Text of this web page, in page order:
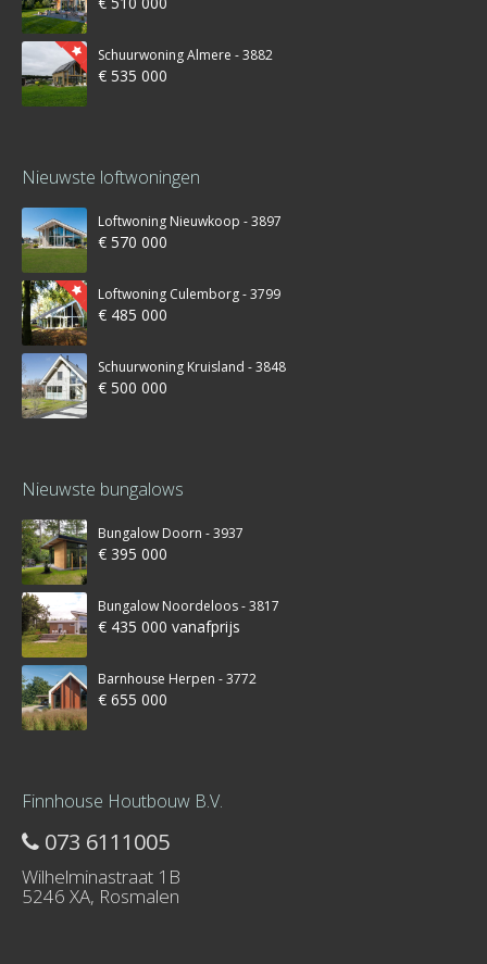
Schuurwoning Almere - 3882
€ 535 000
Nieuwste loftwoningen
Loftwoning Nieuwkoop - 3897
€ 570 000
Loftwoning Culemborg - 3799
€ 485 000
Schuurwoning Kruisland - 3848
€ 500 000
Nieuwste bungalows
Bungalow Doorn - 3937
€ 395 000
Bungalow Noordeloos - 3817
€ 435 000 vanafprijs
Barnhouse Herpen - 3772
€ 655 000
Finnhouse Houtbouw B.V.
073 6111005
Wilhelminastraat 1B
5246 XA, Rosmalen